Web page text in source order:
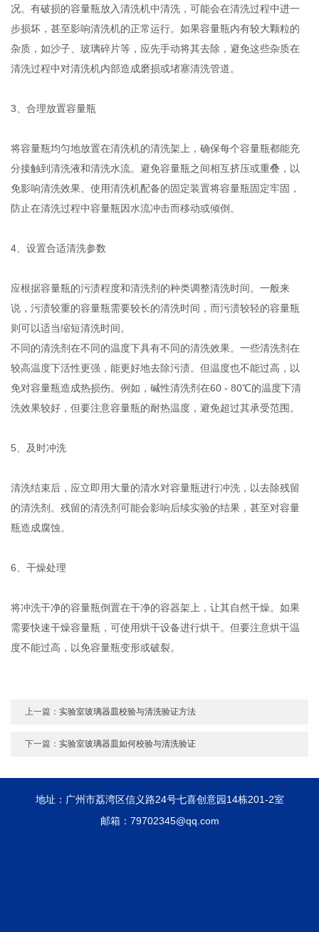
况。有破损的容量瓶放入清洗机中清洗，可能会在清洗过程中进一
步损坏，甚至影响清洗机的正常运行。如果容量瓶内有较大颗粒的
杂质，如沙子、玻璃碎片等，应先手动将其去除，避免这些杂质在
清洗过程中对清洗机内部造成磨损或堵塞清洗管道。
3、合理放置容量瓶
将容量瓶均匀地放置在清洗机的清洗架上，确保每个容量瓶都能充
分接触到清洗液和清洗水流。避免容量瓶之间相互挤压或重叠，以
免影响清洗效果。使用清洗机配备的固定装置将容量瓶固定牢固，
防止在清洗过程中容量瓶因水流冲击而移动或倾倒。
4、设置合适清洗参数
应根据容量瓶的污渍程度和清洗剂的种类调整清洗时间。一般来
说，污渍较重的容量瓶需要较长的清洗时间，而污渍较轻的容量瓶
则可以适当缩短清洗时间。
不同的清洗剂在不同的温度下具有不同的清洗效果。一些清洗剂在
较高温度下活性更强，能更好地去除污渍。但温度也不能过高，以
免对容量瓶造成热损伤。例如，碱性清洗剂在60 - 80℃的温度下清
洗效果较好，但要注意容量瓶的耐热温度，避免超过其承受范围。
5、及时冲洗
清洗结束后，应立即用大量的清水对容量瓶进行冲洗，以去除残留
的清洗剂。残留的清洗剂可能会影响后续实验的结果，甚至对容量
瓶造成腐蚀。
6、干燥处理
将冲洗干净的容量瓶倒置在干净的容器架上，让其自然干燥。如果
需要快速干燥容量瓶，可使用烘干设备进行烘干。但要注意烘干温
度不能过高，以免容量瓶变形或破裂。
上一篇：实验室玻璃器皿校验与清洗验证方法
下一篇：实验室玻璃器皿如何校验与清洗验证
地址：广州市荔湾区信义路24号七喜创意园14栋201-2室
邮箱：79702345@qq.com